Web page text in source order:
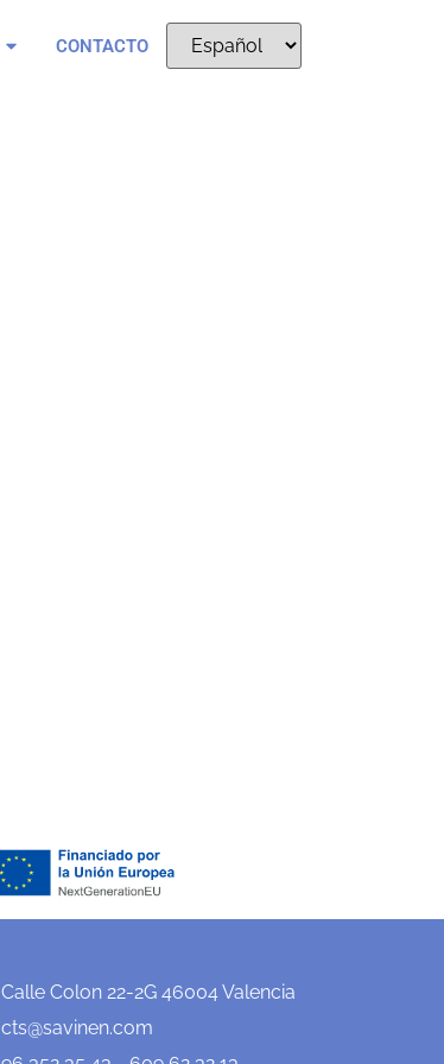
CONTACTO
Calle Colon 22-2G 46004 Valencia
cts@savinen.com